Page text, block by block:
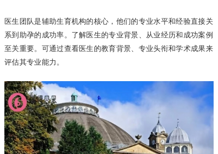
医生团队是辅助生育机构的核心，他们的专业水平和经验直接关
系到助孕的成功率。了解医生的专业背景、从业经历和成功案例
至关重要。可通过查看医生的教育背景、专业头衔和学术成果来
评估其专业能力。